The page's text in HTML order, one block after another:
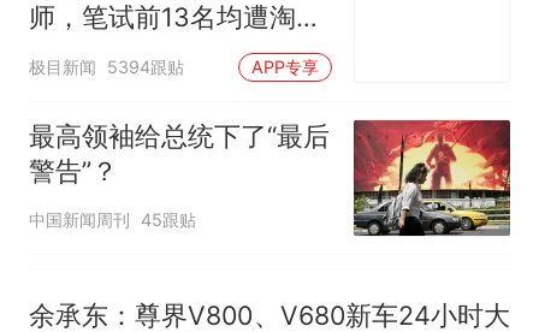
师，笔试前13名均遭淘
汰？教育局：已叫停招
聘，成立调查组全面核查
极目新闻 5394跟贴 APP专享
最高领袖给总统下了“最后
警告”？
中国新闻周刊 45跟贴
余承东：尊界V800、V680新车24小时大